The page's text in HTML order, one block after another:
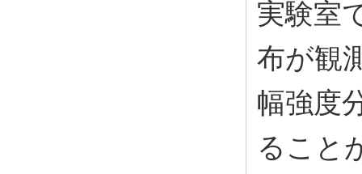
実験室
布が観
幅強度
ること